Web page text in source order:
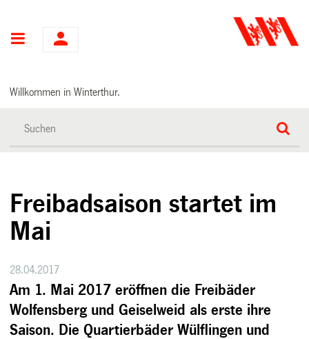
Hauptnavigation
Willkommen in Winterthur.
Freibadsaison startet im
Mai
28.04.2017
Am 1. Mai 2017 eröffnen die Freibäder
Wolfensberg und Geiselweid als erste ihre
Saison. Die Quartierbäder Wülflingen und